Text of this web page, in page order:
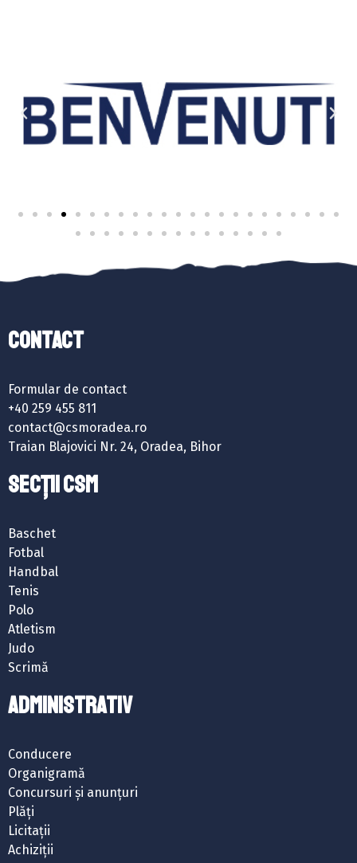
Contact
Formular de contact
+40 259 455 811
contact@csmoradea.ro
Traian Blajovici Nr. 24, Oradea, Bihor
SECȚII CSM
Baschet
Fotbal
Handbal
Tenis
Polo
Atletism
Judo
Scrimă
ADMINISTRATIV
Conducere
Organigramă
Concursuri și anunțuri
Plăți
Licitații
Achiziții